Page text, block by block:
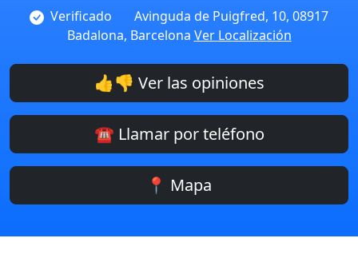
Verificado
Avinguda de Puigfred, 10, 08917
Badalona, Barcelona Ver Localización
👍👎 Ver las opiniones
☎️ Llamar por teléfono
📍 Mapa